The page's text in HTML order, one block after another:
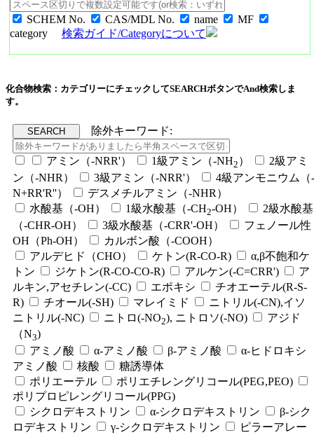
SCHEM No. CAS/MDL No. name
MF
category
検索ガイド/Categoryについて
化合物検索：カテゴリーにチェックしてSEARCHボタンでAnd検索しま
す。
除外キーワード:
アミン（-NRR'） 1級アミン（-NH2 ）
2級アミ
ン（-NHR）
3級アミン（-NRR'）
4級アンモニウム（-
N+RR'R''）
デスメチルアミン（-NHR）
水酸基（-OH）
1級水酸基（-CH2-OH）
2級水酸基
（-CHR-OH）
3級水酸基（-CRR'-OH）
フェノール性
OH（Ph-OH）
カルボン酸（-COOH）
アルデヒド（CHO）
ケトン(R-CO-R)
α,β不飽和ケ
トン
ジケトン(R-CO-CO-R) アルケン(-C=CRR')
ア
ルキン,アセチレン(-CC)
エポキシ
チオエーテル(R-S-
R)
チオール(-SH) マレイミド
ニトリル(-CN),イソ
ニトリル(-NC)
ニトロ(-NO2), ニトロソ(-NO)
アジド
（N3)
アミノ酸
α-アミノ酸 β-アミノ酸
α-ヒドロキシ
アミノ酸
核酸
糖誘導体
ポリエーテル
ポリエチレングリコール(PEG,PEO)
ポリプロピレングリコール(PPG)
シクロデキストリン
α-シクロデキストリン
β-シク
ロデキストリン
γ-シクロデキストリン ピラーアレー